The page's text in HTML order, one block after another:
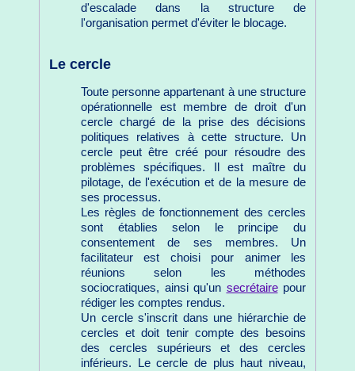
d'escalade dans la structure de
l'organisation permet d'éviter le blocage.
Le cercle
Toute personne appartenant à une structure
opérationnelle est membre de droit d'un
cercle chargé de la prise des décisions
politiques relatives à cette structure. Un
cercle peut être créé pour résoudre des
problèmes spécifiques. Il est maître du
pilotage, de l'exécution et de la mesure de
ses processus.
Les règles de fonctionnement des cercles
sont établies selon le principe du
consentement de ses membres. Un
facilitateur est choisi pour animer les
réunions selon les méthodes
sociocratiques, ainsi qu'un secrétairepour
rédiger les comptes rendus.
Un cercle s'inscrit dans une hiérarchie de
cercles et doit tenir compte des besoins
des cercles supérieurs et des cercles
inférieurs. Le cercle de plus haut niveau,